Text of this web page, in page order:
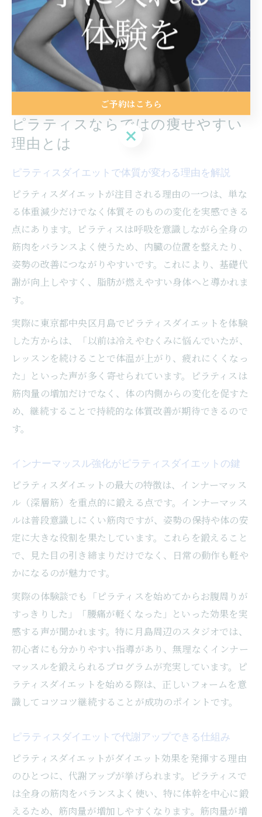
一緒に続ける仲間を見つける
進捗を記録して小さな達成感を積み重ねる
などが挙げられます。継続しやすい環境を整えること
で、無理なく理想の体型を目指せます。
ピラティスならではの痩せやすい
理由とは
ピラティスダイエットで体質が変わる理由を解説
ピラティスダイエットが注目される理由の一つは、単な
る体重減少だけでなく体質そのものの変化を実感できる
点にあります。ピラティスは呼吸を意識しながら全身の
筋肉をバランスよく使うため、内臓の位置を整えたり、
姿勢の改善につながりやすいです。これにより、基礎代
謝が向上しやすく、脂肪が燃えやすい身体へと導かれま
す。
実際に東京都中央区月島でピラティスダイエットを体験
した方からは、「以前は冷えやむくみに悩んでいたが、
レッスンを続けることで体温が上がり、疲れにくくなっ
た」といった声が多く寄せられています。ピラティスは
筋肉量の増加だけでなく、体の内側からの変化を促すた
め、継続することで持続的な体質改善が期待できるので
す。
インナーマッスル強化がピラティスダイエットの鍵
ピラティスダイエットの最大の特徴は、インナーマッス
ル（深層筋）を重点的に鍛える点です。インナーマッス
ルは普段意識しにくい筋肉ですが、姿勢の保持や体の安
定に大きな役割を果たしています。これらを鍛えること
で、見た目の引き締まりだけでなく、日常の動作も軽や
かになるのが魅力です。
実際の体験談でも「ピラティスを始めてからお腹周りが
すっきりした」「腰痛が軽くなった」といった効果を実
感する声が聞かれます。特に月島周辺のスタジオでは、
初心者にも分かりやすい指導があり、無理なくインナー
マッスルを鍛えられるプログラムが充実しています。ピ
ラティスダイエットを始める際は、正しいフォームを意
識してコツコツ継続することが成功のポイントです。
ピラティスダイエットで代謝アップできる仕組み
ピラティスダイエットがダイエット効果を発揮する理由
のひとつに、代謝アップが挙げられます。ピラティスで
は全身の筋肉をバランスよく使い、特に体幹を中心に鍛
えるため、筋肉量が増加しやすくなります。筋肉量が増
ご予約はこちら
ご予約はこちら